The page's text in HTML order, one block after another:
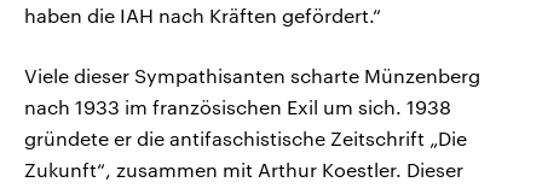
haben die IAH nach Kräften gefördert.“
Viele dieser Sympathisanten scharte Münzenberg
nach 1933 im französischen Exil um sich. 1938
gründete er die antifaschistische Zeitschrift „Die
Zukunft“, zusammen mit Arthur Koestler. Dieser